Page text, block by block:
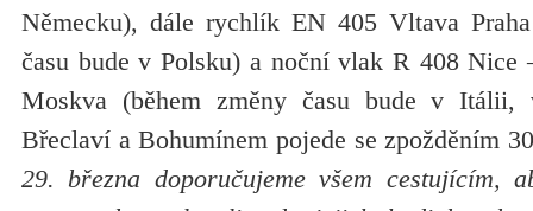
Německu), dále rychlík EN 405 Vltava
času bude v Polsku) a noční vlak R 408 Nice
Moskva (během změny času bude v Itálii,
Břeclaví a Bohumínem pojede se zpožděním
29. března doporučujeme všem cestujícím,